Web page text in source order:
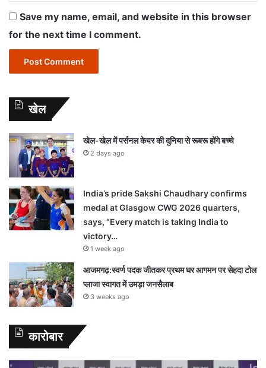
Save my name, email, and website in this browser
for the next time I comment.
खेल
खेल-खेल में पर्सनल केयर की दुनिया से रूबरू होंगे बच्चे
2 days ago
India’s pride Sakshi Chaudhary confirms
medal at Glasgow CWG 2026 quarters,
says, “Every match is taking India to
victory…
1 week ago
आजमगढ़:स्वर्ण पदक जीतकर प्रथम घर आगमन पर सेहदा टोल
प्लाजा स्वागत में उमड़ा जनसैलाब
3 weeks ago
कारोबार